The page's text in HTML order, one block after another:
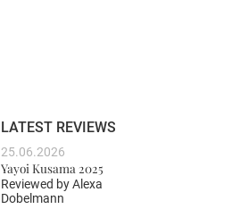
LATEST REVIEWS
25.06.2026
Yayoi Kusama 2025
Reviewed byAlexa
Dobelmann